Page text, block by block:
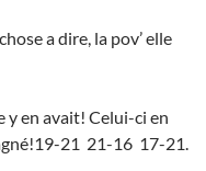
a dire, la pov’ elle
y en avait! Celui-ci en
21 21-16 17-21.